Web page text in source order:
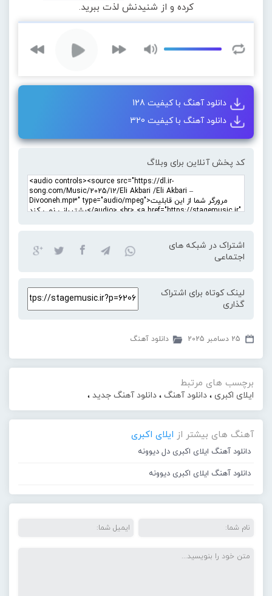
کرده و از شنیدنش لذت ببرید.
دانلود آهنگ با کیفیت 128
دانلود آهنگ با کیفیت 320
کد پخش آنلاین برای وبلاگ
اشتراک در شبکه های
اجتماعی
لینک کوتاه برای اشتراک
گذاری
25 دسامبر 2025 دانلود آهنگ
برچسب های مرتبط
ایلای اکبری ، دانلود آهنگ ، دانلود آهنگ جدید ،
آهنگ های بیشتر از ایلای اکبری
دانلود آهنگ ایلای اکبری دل دیوونه
دانلود آهنگ ایلای اکبری دیوونه